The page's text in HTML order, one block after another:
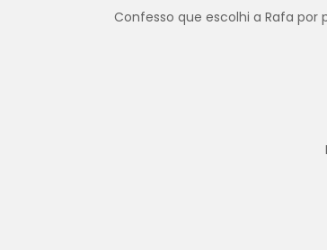
Confesso que escolhi a Rafa